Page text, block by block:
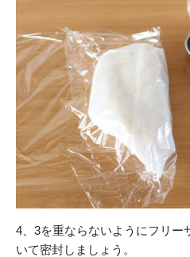
4、3を重ならないようにフリー
いて密封しましょう。